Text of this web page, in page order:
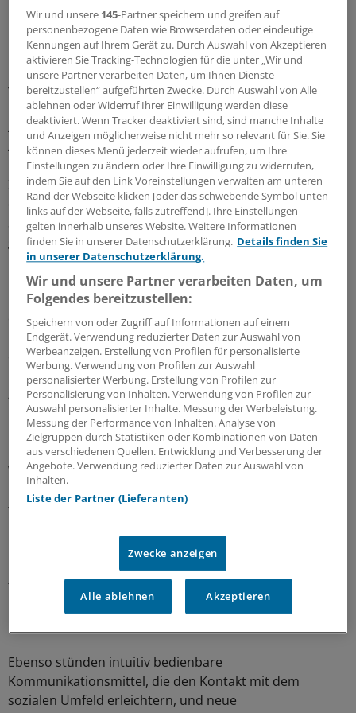
Physische Entlastung für Pflegende
Für Pflegende, so spekulieren die Studienautoren,
werden technische Unterstützungsmöglichkeiten
möglicherweise dazu beitragen, berufstypische
Anforderungen zu optimieren. Das wäre ein positiver
Aspekt des Technikfortschritts in der Pflege.
Zwischen den neuen Technologien der Arbeitswelt 4.0,
dem durch Nächstenliebe und Zuwendung geprägten
Selbstverständnis der Pflege und dem in Jahrhunderten
gewachsenen Berufsbild liegen jedoch mitunter Welten.
Diese gelte es zu gestalten und zu überbrücken.
Hinzu komme, dass der Blick auf die schönen Seiten
einer digitalunterstützten Arbeitswelt einseitig bleiben
muss. Denn jede Neuerung führt - insbesondere bei
einer im Allgemeinen eher weniger innovationsaffinen
Bevölkerung - nicht nur erweiterte Möglichkeiten und
Anreize mit sich, sondern auch potenzielle Risiken und
Nebenwirkungen, Fragen der Akzeptanz, der Ethik und
letzten Endes auch des Datenschutzes.
Wenn es darum geht, die Selbstbestimmung und
Lebensqualität älterer Menschen zu fördern, könnten
technologische Innovationen einen wertvollen Beitrag
Mikrosystem- und Kommunikationstechniken sowie
neue Materialien nutzen, seien neuartige
telemedizinische Lösungen oder technische Helfer
realisiert worden, die einen Teil der täglichen Hausarbeit
Ebenso stünden intuitiv bedienbare
Kommunikationsmittel, die den Kontakt mit dem
sozialen Umfeld erleichtern, und neue
Wir und unsere 145-Partner speichern und greifen auf
personenbezogene Daten wie Browserdaten oder eindeutige
Kennungen auf Ihrem Gerät zu. Durch Auswahl von Akzeptieren
aktivieren Sie Tracking-Technologien für die unter „Wir und
unsere Partner verarbeiten Daten, um Ihnen Dienste
bereitzustellen“ aufgeführten Zwecke. Durch Auswahl von Alle
ablehnen oder Widerruf Ihrer Einwilligung werden diese
deaktiviert. Wenn Tracker deaktiviert sind, sind manche Inhalte
und Anzeigen möglicherweise nicht mehr so relevant für Sie. Sie
können dieses Menü jederzeit wieder aufrufen, um Ihre
Einstellungen zu ändern oder Ihre Einwilligung zu widerrufen,
indem Sie auf den Link Voreinstellungen verwalten am unteren
Rand der Webseite klicken [oder das schwebende Symbol unten
links auf der Webseite, falls zutreffend]. Ihre Einstellungen
gelten innerhalb unseres Website. Weitere Informationen
finden Sie in unserer Datenschutzerklärung. Details finden Sie
in unserer Datenschutzerklärung.
Wir und unsere Partner verarbeiten Daten, um
Folgendes bereitzustellen:
Speichern von oder Zugriff auf Informationen auf einem
Endgerät. Verwendung reduzierter Daten zur Auswahl von
Werbeanzeigen. Erstellung von Profilen für personalisierte
Werbung. Verwendung von Profilen zur Auswahl
personalisierter Werbung. Erstellung von Profilen zur
Personalisierung von Inhalten. Verwendung von Profilen zur
Auswahl personalisierter Inhalte. Messung der Werbeleistung.
Messung der Performance von Inhalten. Analyse von
Zielgruppen durch Statistiken oder Kombinationen von Daten
aus verschiedenen Quellen. Entwicklung und Verbesserung der
Angebote. Verwendung reduzierter Daten zur Auswahl von
Inhalten.
Liste der Partner (Lieferanten)
Zwecke anzeigen
Alle ablehnen Akzeptieren